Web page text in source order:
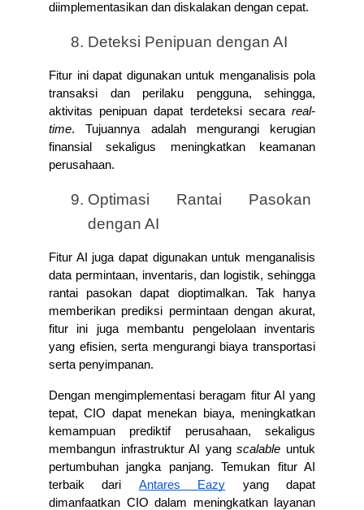
diimplementasikan dan diskalakan dengan cepat.
Deteksi Penipuan dengan AI
Fitur ini dapat digunakan untuk menganalisis pola
transaksi dan perilaku pengguna, sehingga,
aktivitas penipuan dapat terdeteksi secara real-
time. Tujuannya adalah mengurangi kerugian
finansial sekaligus meningkatkan keamanan
perusahaan.
Optimasi Rantai Pasokan
dengan AI
Fitur AI juga dapat digunakan untuk menganalisis
data permintaan, inventaris, dan logistik, sehingga
rantai pasokan dapat dioptimalkan. Tak hanya
memberikan prediksi permintaan dengan akurat,
fitur ini juga membantu pengelolaan inventaris
yang efisien, serta mengurangi biaya transportasi
serta penyimpanan.
Dengan mengimplementasi beragam fitur AI yang
tepat, CIO dapat menekan biaya, meningkatkan
kemampuan prediktif perusahaan, sekaligus
membangun infrastruktur AI yang scalable untuk
pertumbuhan jangka panjang. Temukan fitur AI
terbaik dari Antares Eazy yang dapat
dimanfaatkan CIO dalam meningkatkan layanan